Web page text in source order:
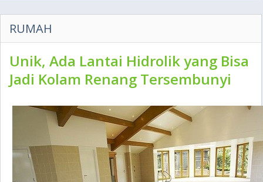
RUMAH
Unik, Ada Lantai Hidrolik yang Bisa
Jadi Kolam Renang Tersembunyi